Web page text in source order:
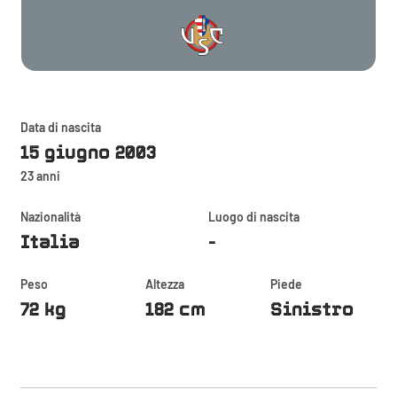
Data di nascita
15 giugno 2003
23 anni
Nazionalità
Italia
Luogo di nascita
-
Peso
72 kg
Altezza
182 cm
Piede
Sinistro